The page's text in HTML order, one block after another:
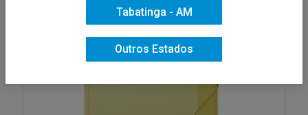
Tabatinga - AM
Outros Estados